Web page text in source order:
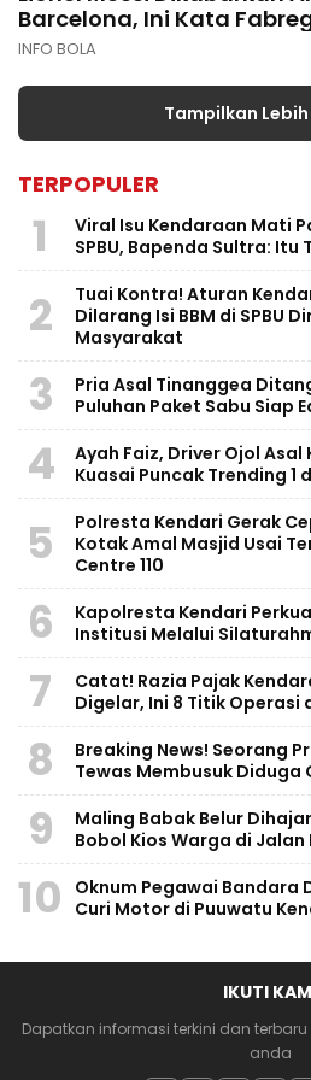
Barcelona, Ini Kata
INFO BOLA
Tampilkan
TERPOPULER
1
Viral Isu Kendaraan Mati
SPBU, Bapenda Sultra: Itu
2
Tuai Kontra! Aturan
Dilarang Isi BBM di SPBU
Masyarakat
3
Pria Asal Tinanggea
Puluhan Paket Sabu Siap
4
Ayah Faiz, Driver Ojol
Kuasai Puncak Trending 1
5
Polresta Kendari Gerak
Kotak Amal Masjid Usai
Centre 110
6
Kapolresta Kendari
Institusi Melalui
7
Catat! Razia Pajak
Digelar, Ini 8 Titik Operasi
8
Breaking News! Seorang
Tewas Membusuk Diduga
9
Maling Babak Belur
Bobol Kios Warga di
10
Oknum Pegawai Bandara
Curi Motor di Puuwatu
IKUTI
Dapatkan informasi terkini dan
anda